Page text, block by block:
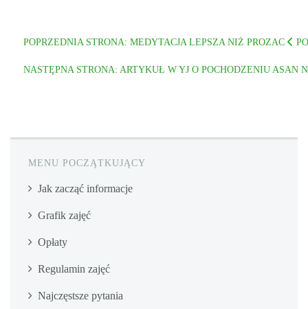
POPRZEDNIA STRONA: MEDYTACJA LEPSZA NIŻ PROZAC
NASTĘPNA STRONA: ARTYKUŁ W YJ O POCHODZENIU ASAN
MENU POCZĄTKUJĄCY
Jak zacząć informacje
Grafik zajęć
Opłaty
Regulamin zajęć
Najczęstsze pytania